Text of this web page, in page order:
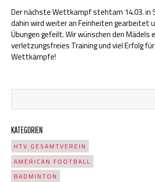
Der nächste Wettkampf stehtam 14.03.
dahin wird weiter an Feinheiten gearbeitet
Übungen gefeilt. Wir wünschen den Mädels
verletzungsfreies Training und viel Erfolg
Wettkämpfe!
KATEGORIEN
HTV GESAMTVEREIN
AMERICAN FOOTBALL
BADMINTON